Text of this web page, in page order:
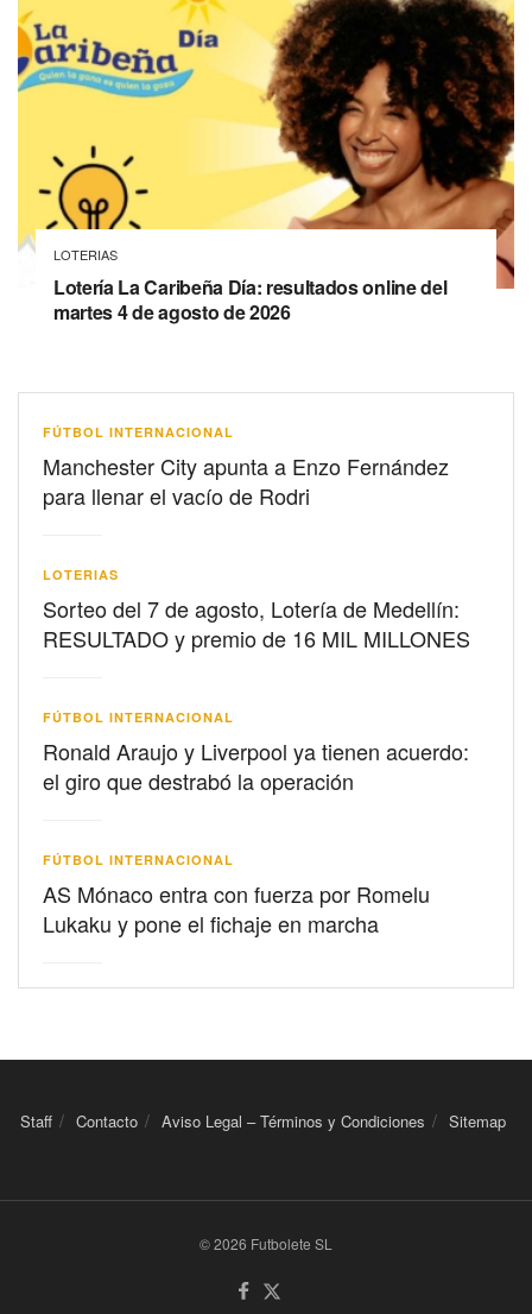
LOTERIAS
Lotería La Caribeña Día: resultados online del
martes 4 de agosto de 2026
FÚTBOL INTERNACIONAL
Manchester City apunta a Enzo Fernández
para llenar el vacío de Rodri
LOTERIAS
Sorteo del 7 de agosto, Lotería de Medellín:
RESULTADO y premio de 16 MIL MILLONES
FÚTBOL INTERNACIONAL
Ronald Araujo y Liverpool ya tienen acuerdo:
el giro que destrabó la operación
FÚTBOL INTERNACIONAL
AS Mónaco entra con fuerza por Romelu
Lukaku y pone el fichaje en marcha
Staff Contacto Aviso Legal – Términos y Condiciones Sitemap
© 2026 Futbolete SL